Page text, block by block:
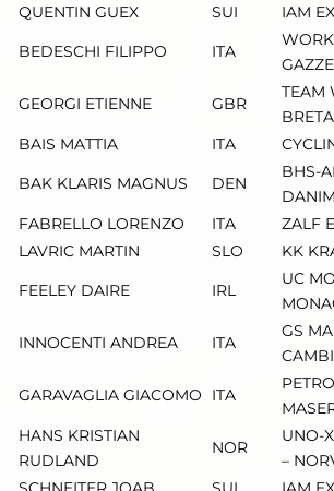
QUENTIN GUEX SUI
IAM
BEDESCHI FILIPPO ITA
GEORGI ETIENNE GBR
TEAM
BAIS MATTIA ITA
BAK KLARIS MAGNUS DEN
BHS-
FABRELLO LORENZO ITA
ZALF
LAVRIC MARTIN SLO
KK
FEELEY DAIRE IRL
UC
INNOCENTI ANDREA ITA
GS
GARAVAGLIA GIACOMO ITA
HANS KRISTIAN
RUDLAND
NOR
UNO-
–